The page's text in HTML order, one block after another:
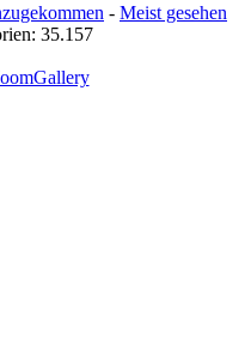
- Meist gesehen
35.157